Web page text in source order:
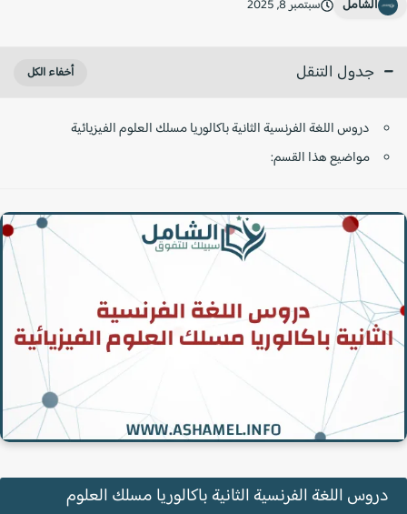
الشامل سبتمبر 8, 2025
جدول التنقل
دروس اللغة الفرنسية الثانية باكالوريا مسلك العلوم الفيزيائية
مواضيع هذا القسم:
دروس اللغة الفرنسية الثانية باكالوريا مسلك العلوم